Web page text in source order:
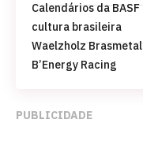
Calendários da
cultura brasileira
Waelzholz
B’Energy Racing
PUBLICIDADE